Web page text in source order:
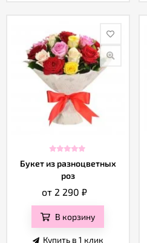
Букет из разноцветных
роз
от 2 290 ₽
В корзину
Купить в 1 клик